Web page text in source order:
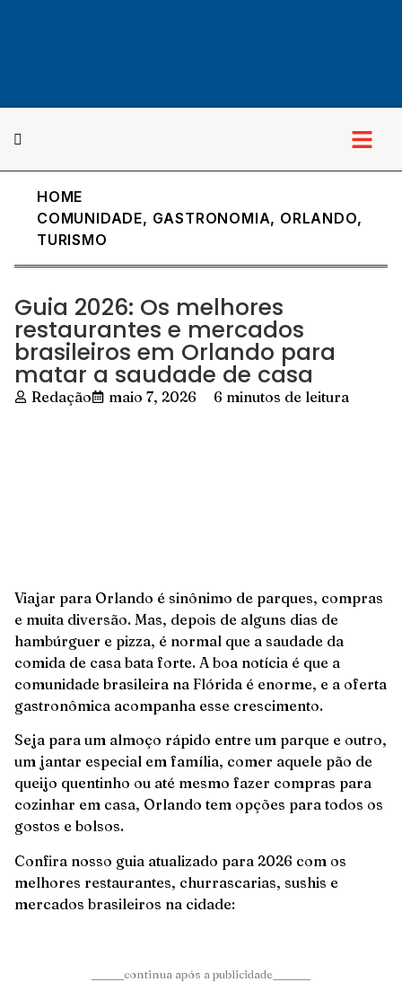
HOME
COMUNIDADE, GASTRONOMIA, ORLANDO,
TURISMO
Guia 2026: Os melhores
restaurantes e mercados
brasileiros em Orlando para
matar a saudade de casa
Redação maio 7, 2026 6 minutos de leitura
Viajar para Orlando é sinônimo de parques, compras
e muita diversão. Mas, depois de alguns dias de
hambúrguer e pizza, é normal que a saudade da
comida de casa bata forte. A boa notícia é que a
comunidade brasileira na Flórida é enorme, e a oferta
gastronômica acompanha esse crescimento.
Seja para um almoço rápido entre um parque e outro,
um jantar especial em família, comer aquele pão de
queijo quentinho ou até mesmo fazer compras para
cozinhar em casa, Orlando tem opções para todos os
gostos e bolsos.
Confira nosso guia atualizado para 2026 com os
melhores restaurantes, churrascarias, sushis e
mercados brasileiros na cidade:
______continua após a publicidade_______